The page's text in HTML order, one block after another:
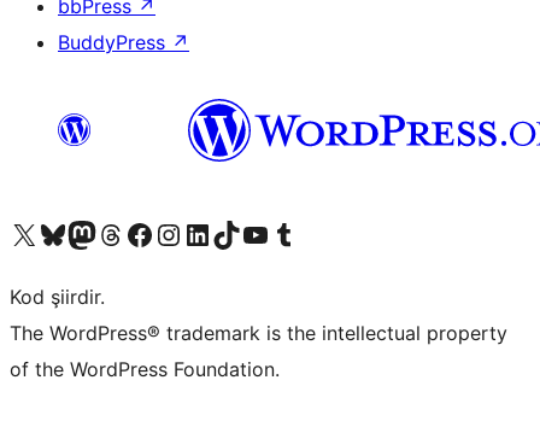
bbPress ↗
BuddyPress ↗
X (eski Twitter) hesabımıza bakın
Bluesky hesabımızı ziyaret edinMastodon hesabımızı ziyaret edinThreads hesabımızı ziyaret edinFacebook sayfamızı ziyaret edinInstagram hesabımızı ziyaret edinLinkedIn hesabımızı ziyaret edinTikTok hesabımızı ziyaret edinYouTube kanalımızı ziyaret edinTumblr hesabımızı ziyaret edin
Kod şiirdir.
The WordPress® trademark is the intellectual property
of the WordPress Foundation.